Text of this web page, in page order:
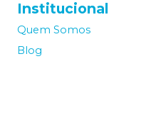
Institucional
Quem Somos
Blog